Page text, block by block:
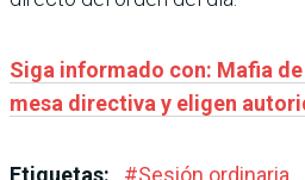
Siga informado con: Mafia
mesa directiva y eligen
Etiquetas: #Sesión ordinaria